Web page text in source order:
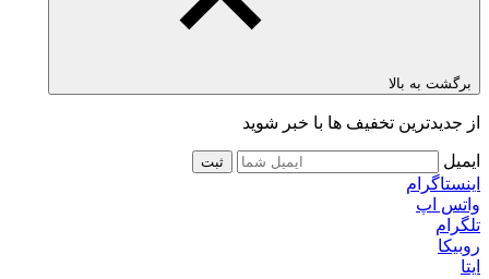
برگشت به بالا
از جدیدترین تخفیف ها با خبر شوید
ایمیل ثبت
اینستاگرام
واتس اپ
تلگرام
روبیکا
ایتا